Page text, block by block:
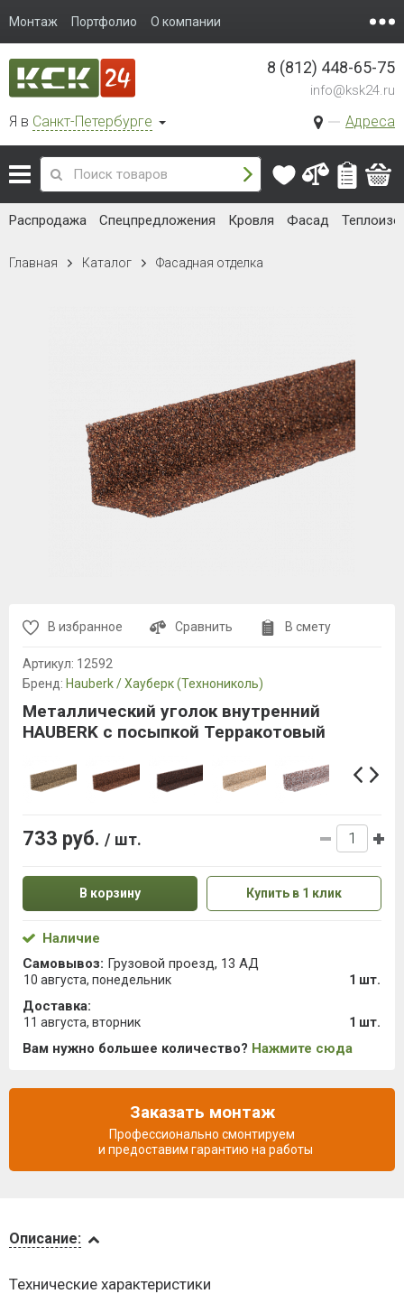
Монтаж Портфолио О компании
Я в Санкт-Петербурге Адреса
8 (812) 448-65-75
info@ksk24.ru
Распродажа Спецпредложения Кровля Фасад
Главная Каталог Фасадная отделка
Описание:
Технические характеристики
В избранное Сравнить В смету
Артикул: 12592
Бренд: Hauberk / Хауберк (Технониколь)
Металлический уголок внутренний
HAUBERK с посыпкой Терракотовый
733 руб. / шт.
В корзину Купить в 1 клик
Наличие
Самовывоз: Грузовой проезд, 13 АД
10 августа, понедельник 1 шт.
Доставка:
11 августа, вторник 1 шт.
Вам нужно большее количество? Нажмите сюда
Заказать монтаж
Профессионально смонтируем
и предоставим гарантию на работы